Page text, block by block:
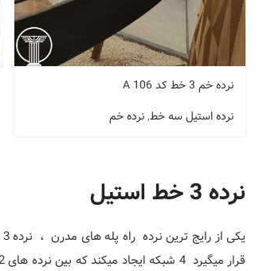
نرده خم 3 خط کد A 106
نرده استیل سه خط,نرده خم
نرده 3 خط استیل